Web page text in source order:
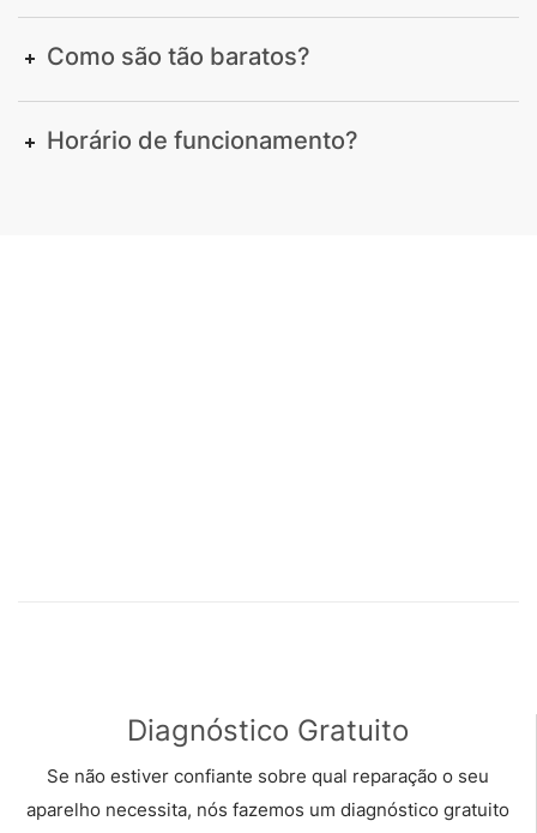
Como são tão baratos?
Horário de funcionamento?
Diagnóstico Gratuito
Se não estiver confiante sobre qual reparação o seu
aparelho necessita, nós fazemos um diagnóstico gratuito